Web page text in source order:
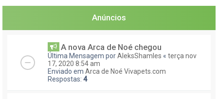
a
Anúncios
A nova Arca de Noé chegou
Última Mensagem porAleksShamles « terça nov
17, 2020 8:54 am
Enviado em Arca de Noé Vivapets.com
Respostas: 4